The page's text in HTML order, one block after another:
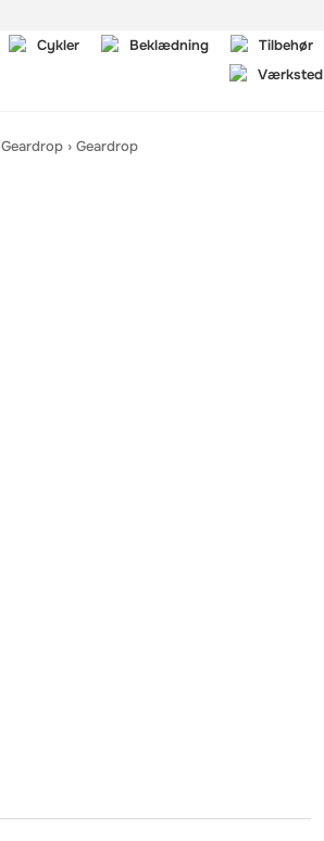
Cykler Beklædning Tilbehør
Værksted
Geardrop› Geardrop